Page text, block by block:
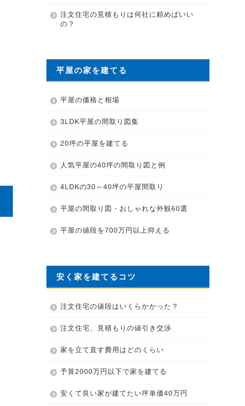
注文住宅の見積もりは何社に頼めばいい
の？
平屋の家を建てる
平屋の価格と相場
3LDK平屋の間取り図集
20坪の平屋を建てる
人気平屋の40坪の間取り図と例
4LDKの30～40坪の平屋間取り
平屋の間取り図・おしゃれな外観60選
平屋の値段を700万円以上抑える
安く家を建てるコツ
注文住宅の値段はいくらかかった？
注文住宅、見積もりの値引き交渉
家を立て直す費用はどのくらい
予算2000万円以下で家を建てる
安くて良い家が建てたい坪単価40万円